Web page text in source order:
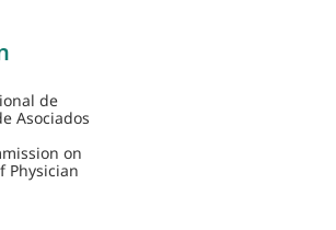
de
Asociados
on
Physician